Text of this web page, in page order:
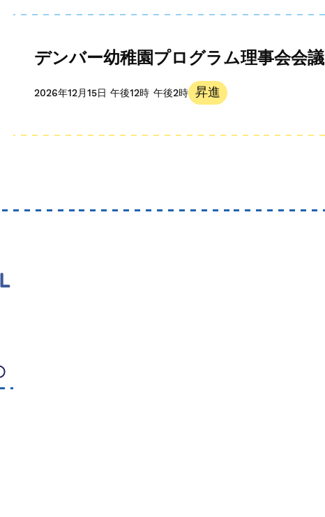
デンバー幼稚園プログラム理事会会議
2026年12月15日 午後12時 午後2時 昇進